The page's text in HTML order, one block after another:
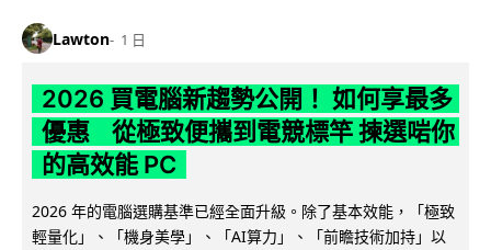
Lawton 1 日
2026 買電腦新趨勢公開！ 如何享最多
優惠 從極致便攜到電競標竿 揀選啱你
的高效能 PC
2026 年的電腦選購基準已經全面升級。除了基本效能，「極致
輕量化」、「機身美學」、「AI算力」、「前瞻技術加持」以